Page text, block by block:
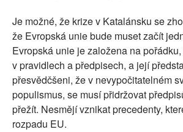
Je možné, že krize v Katalánsku se
že Evropská unie bude muset začít
Evropská unie je založena na
v pravidlech a předpisech, a její
přesvědčšeni, že v nevypočitatelném
populismus, se musí přidržovat
přežít. Nesmějí vznikat precedenty,
rozpadu EU.